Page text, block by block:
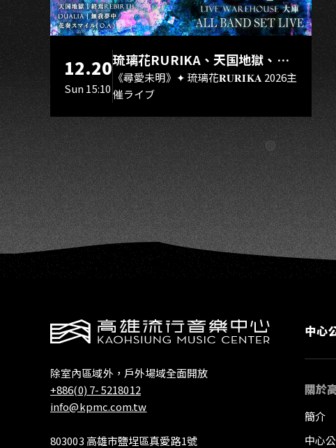
12.20
Sun 15:10
琉璃花RURIKA、天国地獄、終
焉Rebirth、DUALIA、無我夢
中、花奏スマイル（O.A.）
《尋愛未明》✦ 琉璃花𝐑𝐔𝐑𝐈𝐊𝐀 2026主
催ライブ
除室內區域外，戶外場域全面開放
+886(0) 7- 5218012
info@kpmc.com.tw
803003 高雄市鹽埕區真愛路1號
中心
關於
簡介
中心